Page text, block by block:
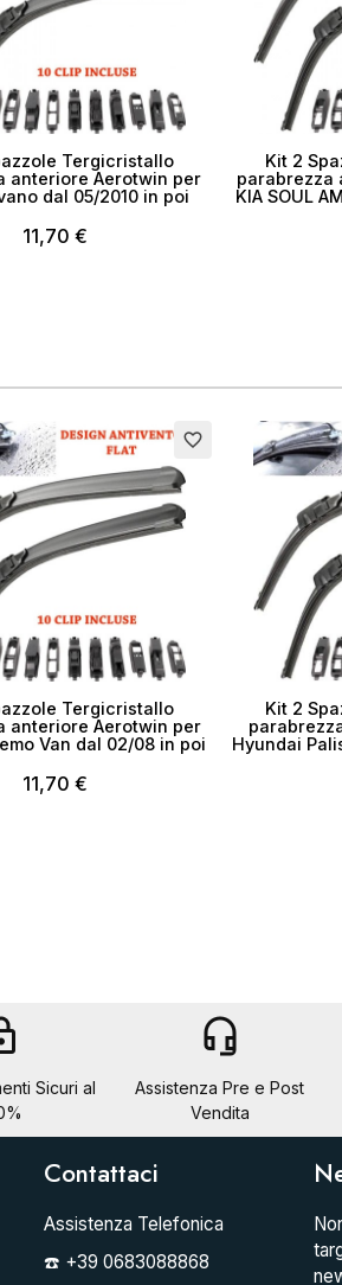
Tergicristallo
anteriore Aerotwin per
dal 05/2010 in poi
11,70 €
Kit 2
parabrezza
KIA SOUL
favorite_border
Tergicristallo
anteriore Aerotwin per
Van dal 02/08 in poi
11,70 €
Kit 2
Hyundai
Sicuri al
headset_mic
Assistenza Pre e Post
Vendita
Contattaci
Assistenza Telefonica
☎️ +39 0683088868